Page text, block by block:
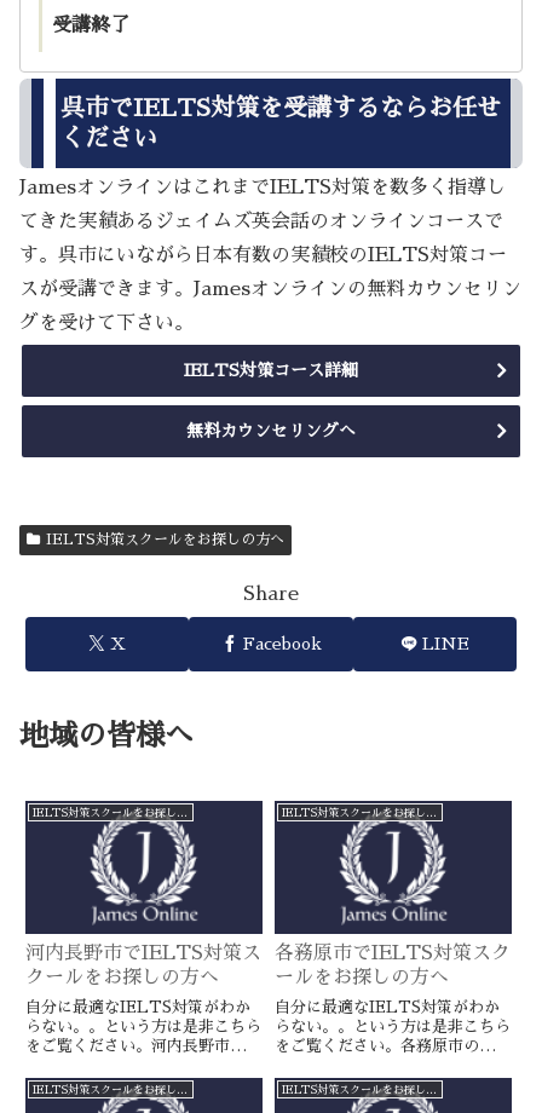
受講終了
呉市でIELTS対策を受講するならお任せ
ください
JamesオンラインはこれまでIELTS対策を数多く指導し
てきた実績あるジェイムズ英会話のオンラインコースで
す。呉市にいながら日本有数の実績校のIELTS対策コー
スが受講できます。Jamesオンラインの無料カウンセリン
グを受けて下さい。
IELTS対策コース詳細
無料カウンセリングへ
IELTS対策スクールをお探しの方へ
Share
X Facebook LINE
地域の皆様へ
IELTS対策スクールをお探しの方へ
河内長野市でIELTS対策ス
クールをお探しの方へ
自分に最適なIELTS対策がわか
らない。。という方は是非こちら
をご覧ください。河内長野市の語
オンラインのIELTS対策ならよ
り確実に目標達成が近づきます。
IELTS対策スクールをお探しの方へ
各務原市でIELTS対策スク
ールをお探しの方へ
自分に最適なIELTS対策がわか
らない。。という方は是非こちら
をご覧ください。各務原市の語学
ンラインのIELTS対策ならより
確実に目標達成が近づきます。海
IELTS対策スクールをお探しの方へ IELTS対策スクールをお探しの方へ